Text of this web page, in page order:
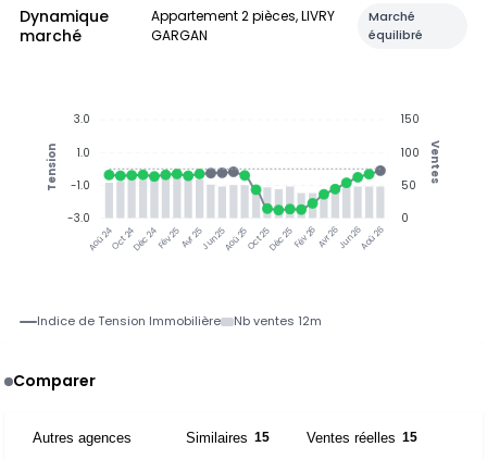
Dynamique
marché
Appartement 2 pièces, LIVRY
GARGAN
Marché
équilibré
Aoû 24Oct 24Déc 24Fév 25Avr 25Jun 25Aoû 25Oct 25Déc 25Fév 26Avr 26Jun 26Aoû 26
150
100
50
0
Ventes
3.0
1.0
-1.0
-3.0
Tension
Indice de Tension Immobilière Nb ventes 12m
Comparer
Autres agences Similaires 15 Ventes réelles 15